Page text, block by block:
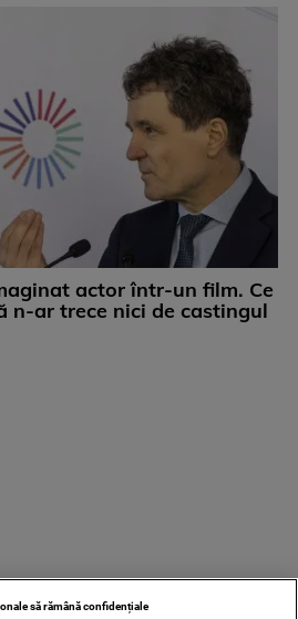
actor într-un film. Ce
n-ar trece nici de castingul
să rămână confidențiale